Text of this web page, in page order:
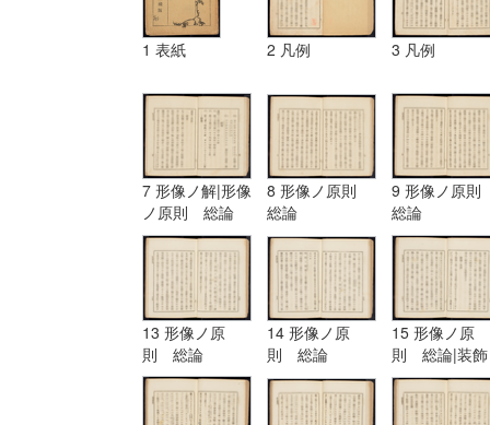
1 表紙 2 凡例 3 凡例
7 形像ノ解|形像
ノ原則 総論
8 形像ノ原則
総論
9 形像ノ原
総論
13 形像ノ原
則 総論
14 形像ノ原
則 総論
15 形像ノ原
則 総論|装飾
ノ原理